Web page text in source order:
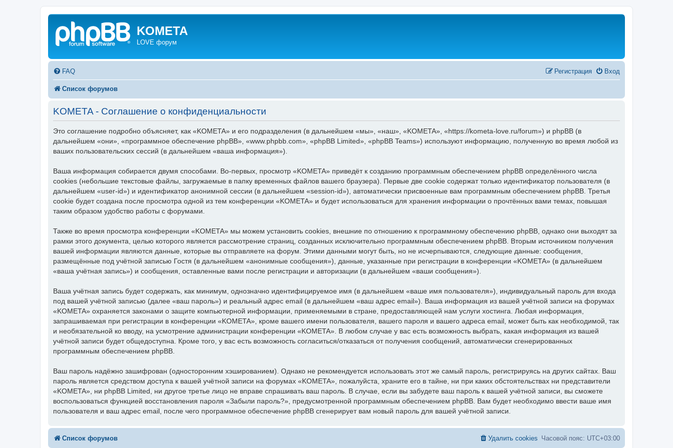
KOMETA
LOVE форум
FAQ Вход
Регистрация
Список форумов
KOMETA - Соглашение о конфиденциальности
Это соглашение подробно объясняет, как «KOMETA» и его подразделения (в дальнейшем «мы», «наш», «KOMETA», «https://kometa-love.ru/forum») и phpBB (в
дальнейшем «они», «программное обеспечение phpBB», «www.phpbb.com», «phpBB Limited», «phpBB Teams») используют информацию, полученную во время любой из
ваших пользовательских сессий (в дальнейшем «ваша информация»).
Ваша информация собирается двумя способами. Во-первых, просмотр «KOMETA» приведёт к созданию программным обеспечением phpBB определённого числа
cookies (небольшие текстовые файлы, загружаемые в папку временных файлов вашего браузера). Первые две cookie содержат только идентификатор пользователя (в
дальнейшем «user-id») и идентификатор анонимной сессии (в дальнейшем «session-id»), автоматически присвоенные вам программным обеспечением phpBB. Третья
cookie будет создана после просмотра одной из тем конференции «KOMETA» и будет использоваться для хранения информации о прочтённых вами темах, повышая
таким образом удобство работы с форумами.
Также во время просмотра конференции «KOMETA» мы можем установить cookies, внешние по отношению к программному обеспечению phpBB, однако они выходят за
рамки этого документа, целью которого является рассмотрение страниц, созданных исключительно программным обеспечением phpBB. Вторым источником получения
вашей информации являются данные, которые вы отправляете на форум. Этими данными могут быть, но не исчерпываются, следующие данные: сообщения,
размещённые под учётной записью Гостя (в дальнейшем «анонимные сообщения»), данные, указанные при регистрации в конференции «KOMETA» (в дальнейшем
«ваша учётная запись») и сообщения, оставленные вами после регистрации и авторизации (в дальнейшем «ваши сообщения»).
Ваша учётная запись будет содержать, как минимум, однозначно идентифицируемое имя (в дальнейшем «ваше имя пользователя»), индивидуальный пароль для входа
под вашей учётной записью (далее «ваш пароль») и реальный адрес email (в дальнейшем «ваш адрес email»). Ваша информация из вашей учётной записи на форумах
«KOMETA» охраняется законами о защите компьютерной информации, применяемыми в стране, предоставляющей нам услуги хостинга. Любая информация,
запрашиваемая при регистрации в конференции «KOMETA», кроме вашего имени пользователя, вашего пароля и вашего адреса email, может быть как необходимой, так
и необязательной ко вводу, на усмотрение администрации конференции «KOMETA». В любом случае у вас есть возможность выбрать, какая информация из вашей
учётной записи будет общедоступна. Кроме того, у вас есть возможность согласиться/отказаться от получения сообщений, автоматически сгенерированных
программным обеспечением phpBB.
Ваш пароль надёжно зашифрован (односторонним хэшированием). Однако не рекомендуется использовать этот же самый пароль, регистрируясь на других сайтах. Ваш
пароль является средством доступа к вашей учётной записи на форумах «KOMETA», пожалуйста, храните его в тайне, ни при каких обстоятельствах ни представители
«KOMETA», ни phpBB Limited, ни другое третье лицо не вправе спрашивать ваш пароль. В случае, если вы забудете ваш пароль к вашей учётной записи, вы сможете
воспользоваться функцией восстановления пароля «Забыли пароль?», предусмотренной программным обеспечением phpBB. Вам будет необходимо ввести ваше имя
пользователя и ваш адрес email, после чего программное обеспечение phpBB сгенерирует вам новый пароль для вашей учётной записи.
Список форумов Часовой пояс: UTC+03:00
Удалить cookies